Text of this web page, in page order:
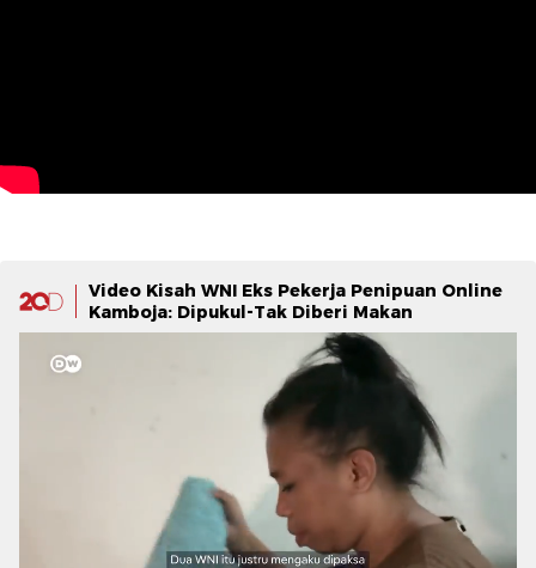
Video Kisah WNI Eks Pekerja Penipuan Online
Kamboja: Dipukul-Tak Diberi Makan